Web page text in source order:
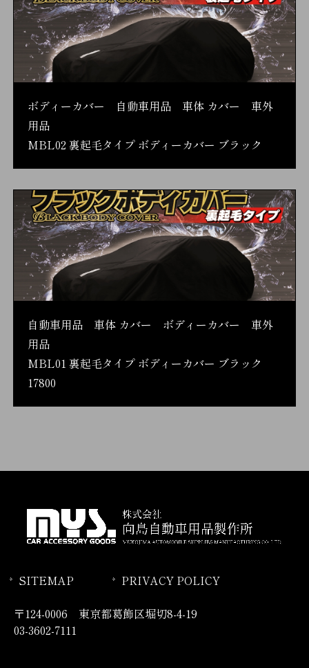
ボディーカバー 自動車用品 車体 カバー 車外
用品
MBL02 裏起毛タイプ ボディーカバー ブラック
自動車用品 車体 カバー ボディーカバー 車外
用品
MBL01 裏起毛タイプ ボディーカバー ブラック
17800
SITEMAP PRIVACY POLICY
〒124-0006 東京都葛飾区堀切8-4-19
03-3602-7111